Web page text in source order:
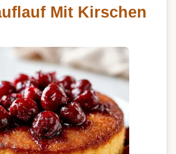
Mit Kirschen